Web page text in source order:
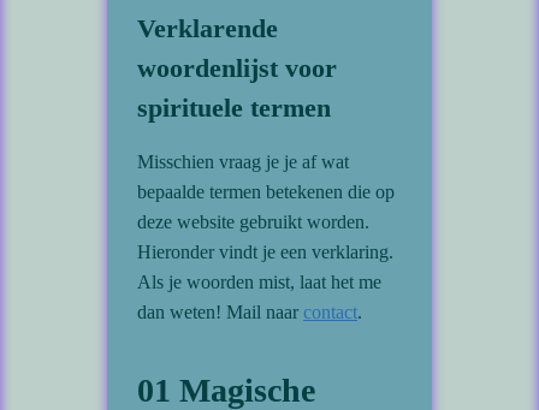
Verklarende
woordenlijst voor
spirituele termen
Misschien vraag je je af wat
bepaalde termen betekenen die op
deze website gebruikt worden.
Hieronder vindt je een verklaring.
Als je woorden mist, laat het me
dan weten! Mail naar contact.
01 Magische